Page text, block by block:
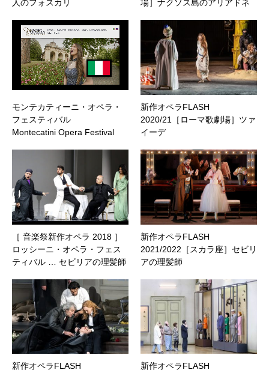
人のフォスカリ
場］ナクソス島のアリアドネ
モンテカティーニ・オペラ・
フェスティバル
Montecatini Opera Festival
新作オペラFLASH
2020/21［ローマ歌劇場］ツァ
イーデ
［ 音楽祭新作オペラ 2018 ］
ロッシーニ・オペラ・フェス
ティバル … セビリアの理髪師
新作オペラFLASH
2021/2022［スカラ座］セビリ
アの理髪師
新作オペラFLASH
新作オペラFLASH